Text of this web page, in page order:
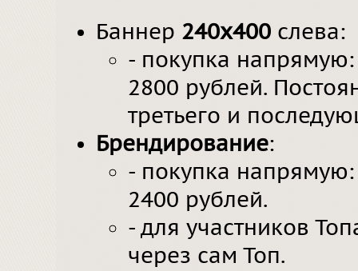
Баннер 240х400 слева:
- покупка
2800 рублей.
третьего и
Брендирование:
- покупка
2400 рублей.
- для участников
через сам Топ.